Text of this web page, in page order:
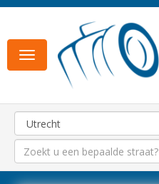
Toggle
navigation